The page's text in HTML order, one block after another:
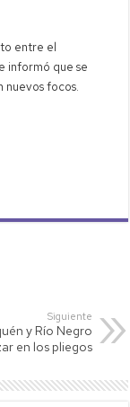
entre el
informó que se
nuevos focos.
Siguiente
y Río Negro
en los pliegos